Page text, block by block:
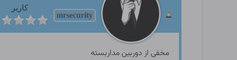
mrsecurity
کاربر
مخفی از دوربین مداربسته